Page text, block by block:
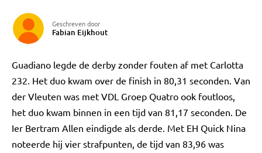
Geschreven door
Fabian Eijkhout
Guadiano legde de derby zonder fouten af met Carlotta
232. Het duo kwam over de finish in 80,31 seconden. Van
der Vleuten was met VDL Groep Quatro ook foutloos,
het duo kwam binnen in een tijd van 81,17 seconden. De
Ier Bertram Allen eindigde als derde. Met EH Quick Nina
noteerde hij vier strafpunten, de tijd van 83,96 was